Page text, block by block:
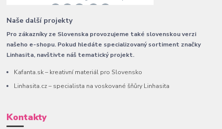
Naše další projekty
Pro zákazníky ze Slovenska provozujeme také slovenskou verzi
našeho e-shopu. Pokud hledáte specializovaný sortiment značky
Linhasita, navštivte náš tematický projekt.
Kafanta.sk – kreativní materiál pro Slovensko
Linhasita.cz – specialista na voskované šňůry Linhasita
Kontakty